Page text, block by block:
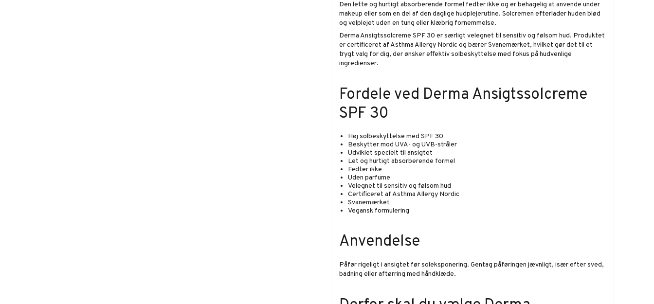
Den lette og hurtigt absorberende formel fedter ikke og er behagelig at anvende under
makeup eller som en del af den daglige hudplejerutine. Solcremen efterlader huden blød
og velplejet uden en tung eller klæbrig fornemmelse.
Derma Ansigtssolcreme SPF 30 er særligt velegnet til sensitiv og følsom hud. Produktet
er certificeret af Asthma Allergy Nordic og bærer Svanemærket, hvilket gør det til et
trygt valg for dig, der ønsker effektiv solbeskyttelse med fokus på hudvenlige
ingredienser.
Fordele ved Derma Ansigtssolcreme
SPF 30
Høj solbeskyttelse med SPF 30
Beskytter mod UVA- og UVB-stråler
Udviklet specielt til ansigtet
Let og hurtigt absorberende formel
Fedter ikke
Uden parfume
Velegnet til sensitiv og følsom hud
Certificeret af Asthma Allergy Nordic
Svanemærket
Vegansk formulering
Anvendelse
Påfør rigeligt i ansigtet før soleksponering. Gentag påføringen jævnligt, især efter sved,
badning eller aftørring med håndklæde.